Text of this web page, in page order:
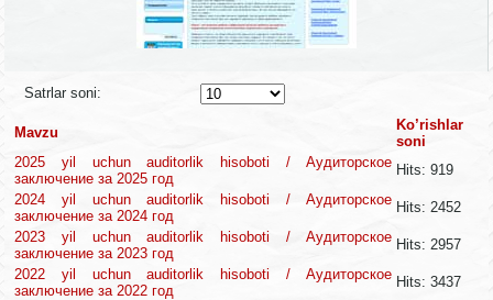
Satrlar soni:
Mavzu
Ko’rishlar
soni
2025 yil uchun auditorlik hisoboti / Аудиторское
заключение за 2025 год
Hits: 919
2024 yil uchun auditorlik hisoboti / Аудиторское
заключение за 2024 год
Hits: 2452
2023 yil uchun auditorlik hisoboti / Аудиторское
заключение за 2023 год
Hits: 2957
2022 yil uchun auditorlik hisoboti / Аудиторское
заключение за 2022 год
Hits: 3437